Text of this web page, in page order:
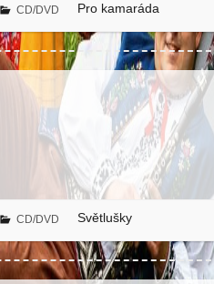
CD/DVD Pro kamaráda
CD/DVD Světlušky